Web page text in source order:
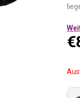
2x
€